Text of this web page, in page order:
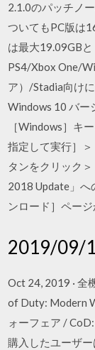
2.1.0のパッチノ
ついてもPC版は
は最大19.09GB
PS4/Xbox One/
ア）/Stadia向け
Windows 10 バー
［Windows］キ
指定して実行］
タンをクリック
2018 Update」へ
ンロード］ページ
2019/09/
Oct 24, 2019 · 全
of Duty: Modern
ォーフェア /
購入したユーザ